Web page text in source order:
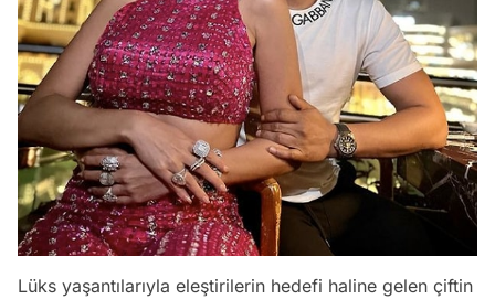
Lüks yaşantılarıyla eleştirilerin hedefi haline gelen çiftin